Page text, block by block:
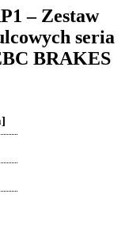
– Zestaw
seria
BRAKES